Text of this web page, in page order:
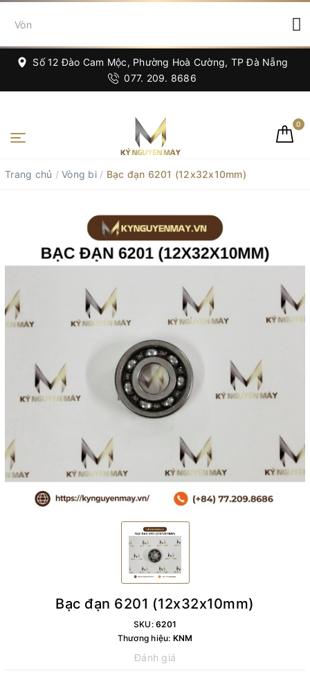
Số 12 Đào Cam Mộc, Phường Hoà Cường, TP Đà Nẵng
077. 209. 8686
0
Trang chủ / Vòng bi/ Bạc đạn 6201 (12x32x10mm)
Bạc đạn 6201 (12x32x10mm)
SKU:6201
Thương hiệu: KNM
Đánh giá